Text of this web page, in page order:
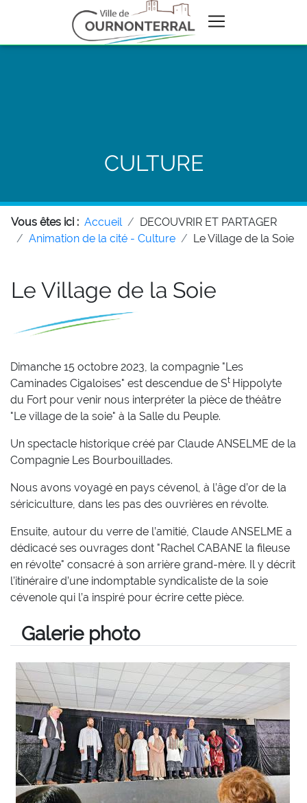
CULTURE
Vous êtes ici : Accueil
DECOUVRIR ET PARTAGER
Animation de la cité - Culture
Le Village de la Soie
Le Village de la Soie
Dimanche 15 octobre 2023, la compagnie "Les
Caminades Cigaloises" est descendue de St Hippolyte
du Fort pour venir nous interpréter la pièce de théâtre
"Le village de la soie" à la Salle du Peuple.
Un spectacle historique créé par Claude ANSELME de la
Compagnie Les Bourbouillades.
Nous avons voyagé en pays cévenol, à l’âge d’or de la
sériciculture, dans les pas des ouvrières en révolte.
Ensuite, autour du verre de l’amitié, Claude ANSELME a
dédicacé ses ouvrages dont "Rachel CABANE la fileuse
en révolte" consacré à son arrière grand-mère. Il y décrit
l’itinéraire d’une indomptable syndicaliste de la soie
cévenole qui l’a inspiré pour écrire cette pièce.
Galerie photo